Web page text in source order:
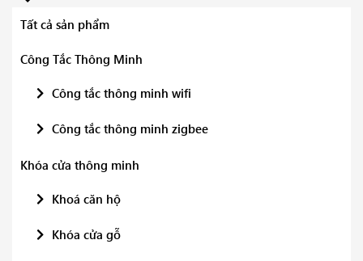
Tất cả sản phẩm
Công Tắc Thông Minh
Công tắc thông minh wifi
Công tắc thông minh zigbee
Khóa cửa thông minh
Khoá căn hộ
Khóa cửa gỗ